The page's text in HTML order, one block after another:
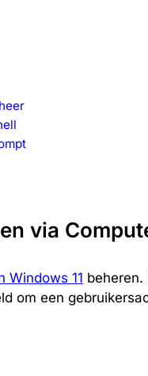
via
Windows 11
om een